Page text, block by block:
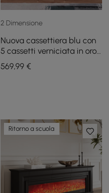
2 Dimensione
Nuova cassettiera blu con
5 cassetti verniciata in oro
di grandi dimensioni
569,99€
Ritorno a scuola